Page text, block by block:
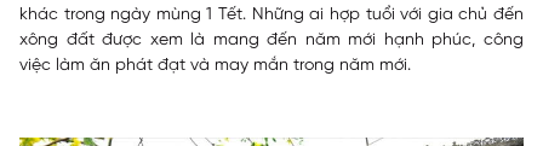
khác trong ngày mùng 1 Tết. Những ai hợp tuổi với gia chủ đến
xông đất được xem là mang đến năm mới hạnh phúc, công
việc làm ăn phát đạt và may mắn trong năm mới.